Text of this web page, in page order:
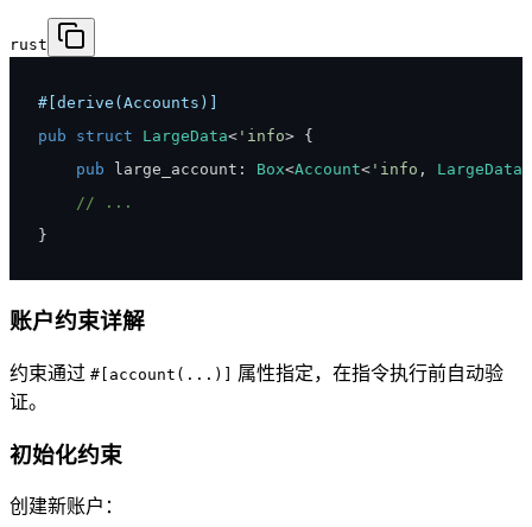
rust
#[derive(Accounts)]
pub
struct LargeData< 'info> {
pub large_account : Box<Account< 'info ,
// ...
}
账户约束详解
约束通过 #[account(...)]
属性指定，在指令执行前自动验
证。
初始化约束
创建新账户：